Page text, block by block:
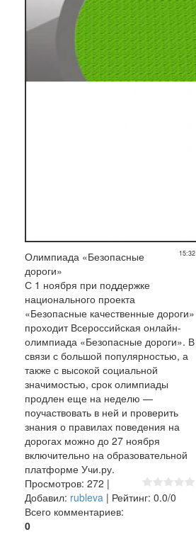
15:32
Олимпиада «Безопасные
дороги»
С 1 ноября при поддержке
национального проекта
«Безопасные качественные дороги»
проходит Всероссийская онлайн-
олимпиада «Безопасные дороги». В
связи с большой популярностью, а
также с высокой социальной
значимостью, срок олимпиады
продлен еще на неделю —
поучаствовать в ней и проверить
знания о правилах поведения на
дорогах можно до 27 ноября
включительно на образовательной
платформе Учи.ру.
Просмотров: 272 |
Добавил: rubleva | Рейтинг: 0.0/0
Всего комментариев:
0